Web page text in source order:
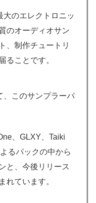
大のエレクトロニッ
のオーディオサン
、制作チュートリ
ることです。
、このサンプラーパ
、GLXY、Taiki
るパックの中から
と、今後リリース
れています。